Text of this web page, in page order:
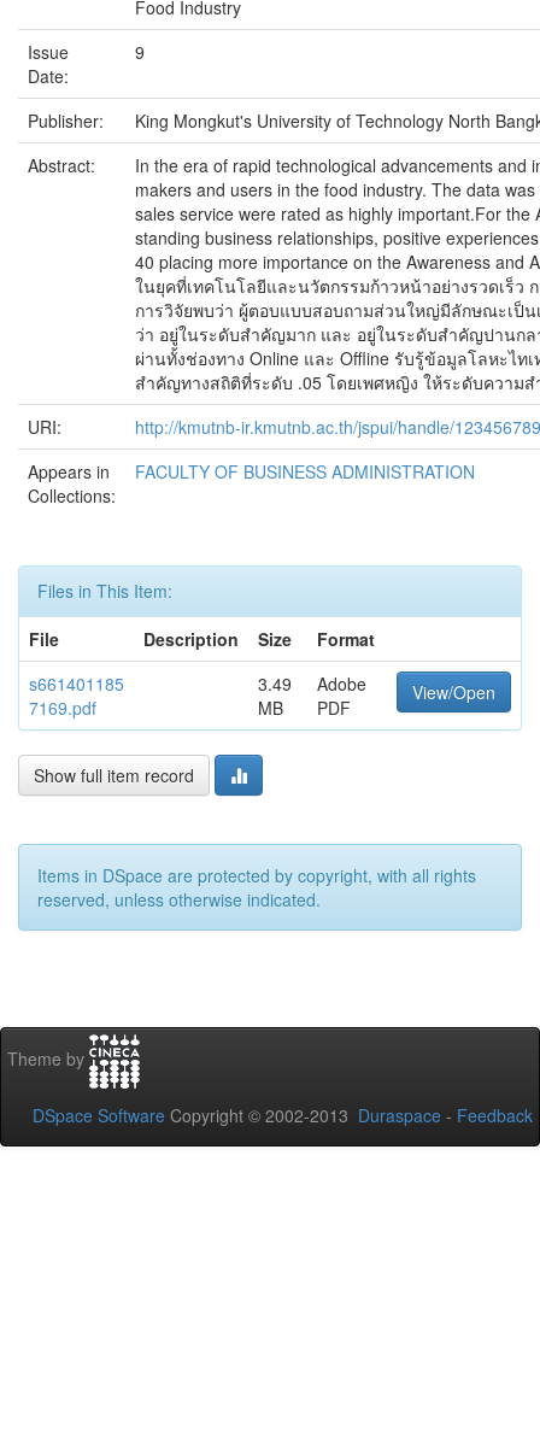
Food Industry
Issue
Date:
9
Publisher:
King Mongkut's University of Technology North
Abstract:
In the era of rapid technological advancements
makers and users in the food industry. The data
sales service were rated as highly important.For
standing business relationships, positive
40 placing more importance on the Awareness and
ในยุคที่เทคโนโลยีและนวัตกรรมก้าวหน้าอย่างรวดเร็
การวิจัยพบว่า ผู้ตอบแบบสอบถามส่วนใหญ่มีลักษณะเป็
ว่า อยู่ในระดับสำคัญมาก และ อยู่ในระดับสำคัญปานกล
ผ่านทั้งช่องทาง Online และ Offline รับรู้ข้อมูลโลหะไ
สำคัญทางสถิติที่ระดับ .05 โดยเพศหญิง ให้ระดับความ
URI:
http://kmutnb-ir.kmutnb.ac.th/jspui/handle/
Appears in
Collections:
FACULTY OF BUSINESS ADMINISTRATION
Files in This Item:
File
Description Size
Format
s661401185
7169.pdf
3.49
MB
Adobe
PDF
View/Open
Show full item record
Items in DSpace are protected by copyright, with all rights
reserved, unless otherwise indicated.
Theme by
DSpace Software Copyright © 2002-2013 Duraspace - Feedback